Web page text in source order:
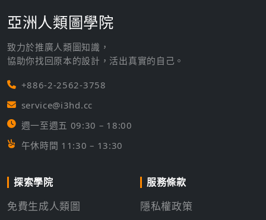
亞洲人類圖學院
致力於推廣人類圖知識，
協助你找回原本的設計，活出真實的自己。
+886-2-2562-3758
service@i3hd.cc
週一至週五 09:30 – 18:00
午休時間 11:30 – 13:30
探索學院
免費生成人類圖
服務條款
隱私權政策